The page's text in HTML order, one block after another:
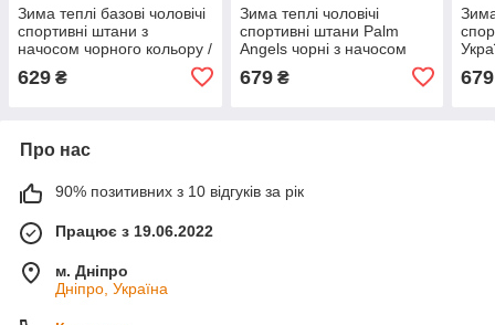
Зима теплі базові чоловічі
спортивні штани з
начосом чорного кольору /
флісі
629 ₴
Зима теплі чоловічі
спортивні штани Palm
Angels чорні з начосом
679₴ 679
Про нас
90% позитивних з 10 відгуків за рік
Працює з 19.06.2022
м. Дніпро
Дніпро, Україна